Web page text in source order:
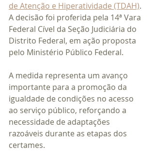
de Atenção e Hiperatividade (TDAH).
A decisão foi proferida pela 14ª Vara
Federal Cível da Seção Judiciária do
Distrito Federal, em ação proposta
pelo Ministério Público Federal.
A medida representa um avanço
importante para a promoção da
igualdade de condições no acesso
ao serviço público, reforçando a
necessidade de adaptações
razoáveis durante as etapas dos
certames.